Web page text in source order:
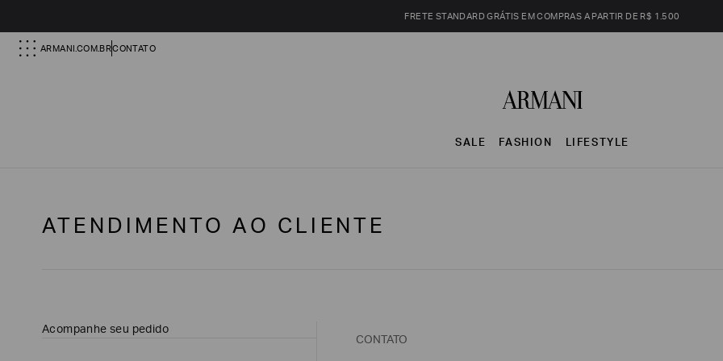
FRETE STANDARD GRÁTIS EM COMPRAS A PARTIR DE R$ 1.500
ARMANI.COM.BRCONTATO
SALE FASHION LIFESTYLE
ATENDIMENTO AO CLIENTE
Acompanhe seu pedido
CONTATO